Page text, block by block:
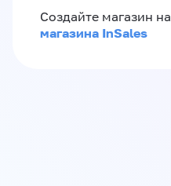
Создайте магазин на
магазина InSales